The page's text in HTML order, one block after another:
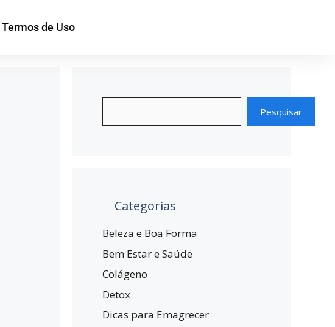
Termos de Uso
Pesquisar
Categorias
Beleza e Boa Forma
Bem Estar e Saúde
Colágeno
Detox
Dicas para Emagrecer